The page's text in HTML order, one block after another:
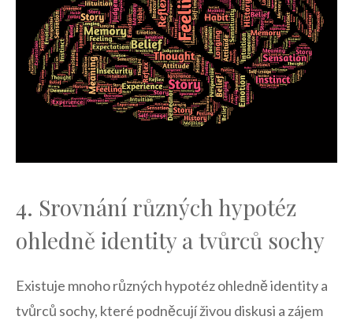
4. Srovnání různých​ hypotéz
ohledně‌ identity a tvůrců sochy
Existuje ⁤mnoho ‌různých hypotéz ‌ohledně identity a
tvůrců sochy, které podněcují⁤ živou ‍diskusi a⁣ zájem